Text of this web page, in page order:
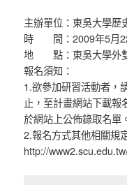
主辦單位：東吳大學歷
時 間：2009年5月
地 點：東吳大學外
報名須知：
1.欲參加研習活動者，
止，至計畫網站下載
於網站上公佈錄取名單
2.報名方式其他相關規
http://